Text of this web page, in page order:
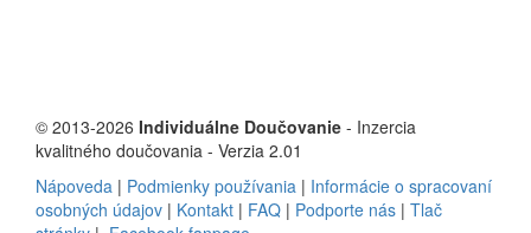
© 2013-2026 Individuálne Doučovanie - Inzercia
kvalitného doučovania - Verzia 2.01
Nápoveda | Podmienky používania | Informácie o spracovaní
osobných údajov | Kontakt | FAQ | Podporte nás | Tlač